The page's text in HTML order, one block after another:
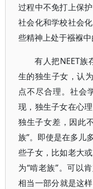
过程中不免打上保
社会化和学校社会
些精神上处于襁褓中
有人把NEET族
生的独生子女，认
点不尽合理。社会
现，独生子女在心
独生子女差，因此
族”。即使是在多儿
些子女，比如老大
为“啃老族”。可以
相当一部分就是这